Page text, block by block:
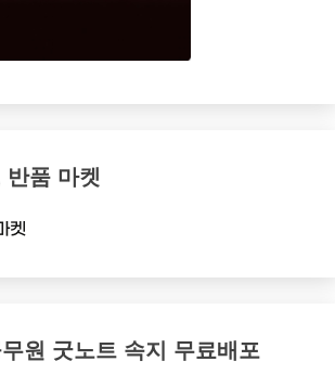
반품 마켓
원 굿노트 속지 무료배포